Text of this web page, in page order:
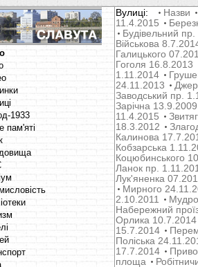
1933
пам'яті
Вулиці:
Назви
11.4.2015
Будівельний
Військова
Галицького
Гоголя 16.8.2013
1.11.2014
24.11.2013
Заводський пр.
Зарічна 13.9.2009
11.4.2015
18.3.2012
Калинова
Кобзарська
Коцюбинського
Ланок пр.
Лук'яненка
Мирного
2.10.2011
Набережний
Орлика 10.7.2014
15.7.2014
Поліська
17.7.2014
площа